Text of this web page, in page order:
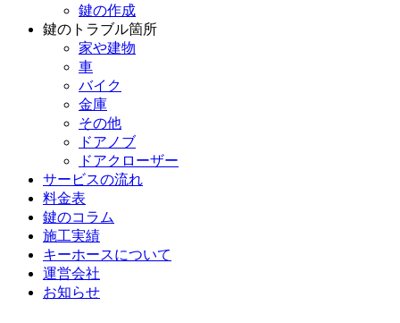
鍵の作成
鍵のトラブル箇所
家や建物
車
バイク
金庫
その他
ドアノブ
ドアクローザー
サービスの流れ
料金表
鍵のコラム
施工実績
キーホースについて
運営会社
お知らせ